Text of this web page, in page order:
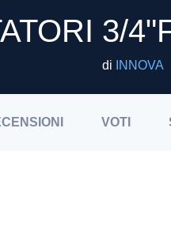
3/
di INNOVA
VOTI